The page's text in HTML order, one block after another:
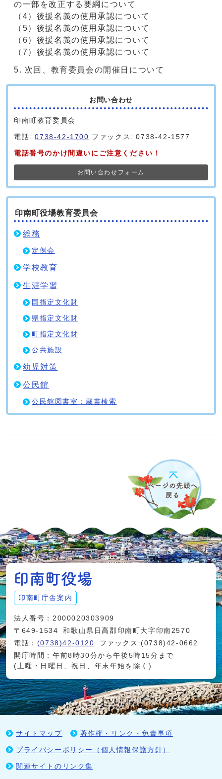
の一部を改正する要綱について
（4）後援名義の使用承認について
（5）後援名義の使用承認について
（6）後援名義の使用承認について
（7）後援名義の使用承認について
次回、教育委員会の開催日について
お問い合わせ
印南町教育委員会
電話:0738-42-1700 ファックス: 0738-42-1577
電話番号のかけ間違いにご注意ください！
お問い合わせフォーム
印南町役場教育委員会
総務
定例会
学校教育
生涯学習
国指定文化財
県指定文化財
町指定文化財
公共施設
幼児対策
公民館
公民館図書室：蔵書検索
印南町庁舎案内
法人番号：2000020303909
〒649-1534
和歌山県日高郡印南町大字印南2570
電話： (0738)42-0120
ファックス:(0738)42-0662
開庁時間：午前8時30分から午後5時15分まで
(土曜・日曜日、祝日、年末年始を除く)
サイトマップ 著作権・リンク・免責事項
プライバシーポリシー（個人情報保護方針）
関連サイトのリンク集